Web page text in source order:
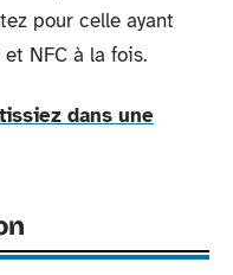
pour celle ayant
NFC à la fois.
dans une